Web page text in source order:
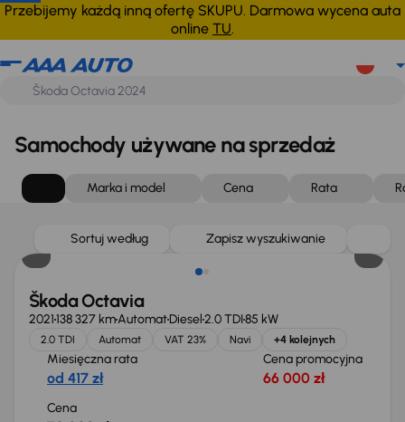
Przebijemy każdą inną ofertę SKUPU. Darmowa wycena auta
online TU.
Samochody używane na sprzedaż
Marka i model Cena Rata
Sortuj według Zapisz wyszukiwanie
Możliwość odliczenia VAT
Škoda Octavia
2021138 327 kmAutomatDiesel2.0 TDI85 kW
2.0 TDI Automat VAT 23% Navi +4 kolejnych
Miesięczna rata
od 417 zł
Cena promocyjna
66 000 zł
Cena